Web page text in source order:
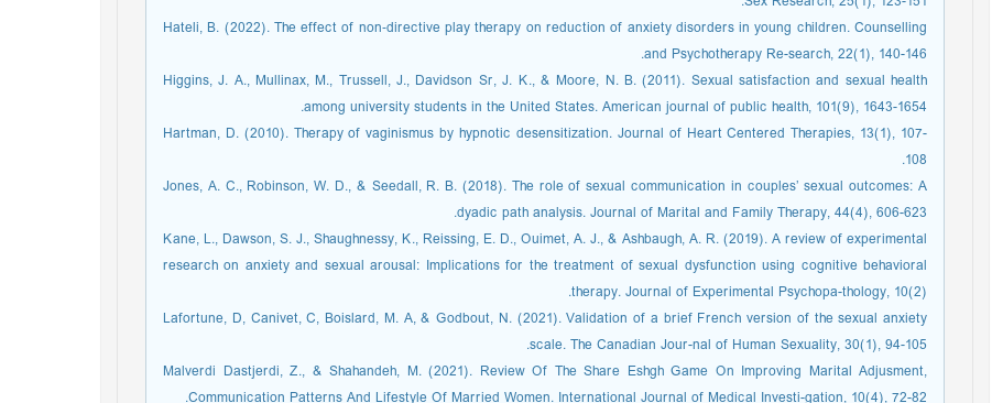
Hateli, B. (2022). The effect of non‐directive play therapy on reduction of anxiety disorders in young children. Counselling
and Psychotherapy Re-search, 22(1), 140-146.
Higgins, J. A., Mullinax, M., Trussell, J., Davidson Sr, J. K., & Moore, N. B. (2011). Sexual satisfaction and sexual health
among university students in the United States. American journal of public health, 101(9), 1643-1654.
Hartman, D. (2010). Therapy of vaginismus by hypnotic desensitization. Journal of Heart Centered Therapies, 13(1), 107-
108.
Jones, A. C., Robinson, W. D., & Seedall, R. B. (2018). The role of sexual communication in couples’ sexual outcomes: A
dyadic path analysis. Journal of Marital and Family Therapy, 44(4), 606-623.
Kane, L., Dawson, S. J., Shaughnessy, K., Reissing, E. D., Ouimet, A. J., & Ashbaugh, A. R. (2019). A review of experimental
research on anxiety and sexual arousal: Implications for the treatment of sexual dysfunction using cognitive behavioral
therapy. Journal of Experimental Psychopa-thology, 10(2).
Lafortune, D, Canivet, C, Boislard, M. A, & Godbout, N. (2021). Validation of a brief French version of the sexual anxiety
scale. The Canadian Jour-nal of Human Sexuality, 30(1), 94-105.
Malverdi Dastjerdi, Z., & Shahandeh, M. (2021). Review Of The Share Eshgh Game On Improving Marital Adjusment,